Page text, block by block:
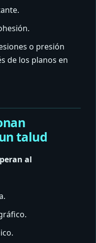
o presión
de los planos en
talud
al